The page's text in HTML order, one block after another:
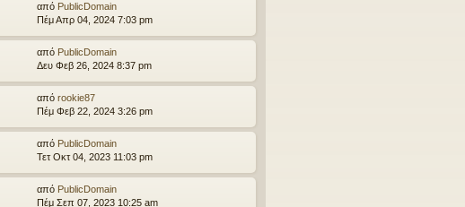
από PublicDomain
Πέμ Απρ 04, 2024 7:03 pm
από PublicDomain
Δευ Φεβ 26, 2024 8:37 pm
από rookie87
Πέμ Φεβ 22, 2024 3:26 pm
από PublicDomain
Τετ Οκτ 04, 2023 11:03 pm
από PublicDomain
Πέμ Σεπ 07, 2023 10:25 am